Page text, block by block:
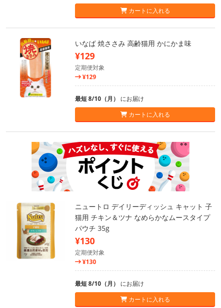
カートに入れる
いなば 焼ささみ 高齢猫用 かにかま味
¥129
定期便対象
¥129
最短 8/10（月） にお届け
カートに入れる
ニュートロ デイリーディッシュ キャット 子
猫用 チキン＆ツナ なめらかなムースタイプ
パウチ 35g
¥130
定期便対象
¥130
最短 8/10（月） にお届け
カートに入れる